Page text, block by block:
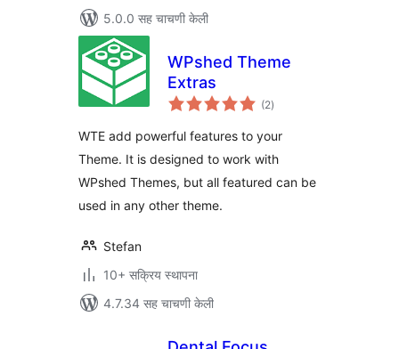
5.0.0 सह चाचणी केली
WPshed Theme
Extras
(2एकूण
मूल्यांकन
)
WTE add powerful features to your
Theme. It is designed to work with
WPshed Themes, but all featured can be
used in any other theme.
Stefan
10+ सक्रिय स्थापना
4.7.34 सह चाचणी केली